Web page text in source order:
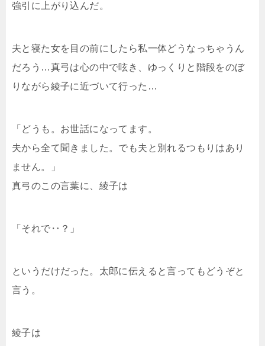
強引に上がり込んだ。
夫と寝た女を目の前にしたら私一体どうなっちゃうん
だろう…真弓は心の中で呟き、ゆっくりと階段をのぼ
りながら綾子に近づいて行った…
「どうも。お世話になってます。
夫から全て聞きました。でも夫と別れるつもりはあり
ません。」
真弓のこの言葉に、綾子は
「それで‥？」
というだけだった。太郎に伝えると言ってもどうぞと
言う。
綾子は